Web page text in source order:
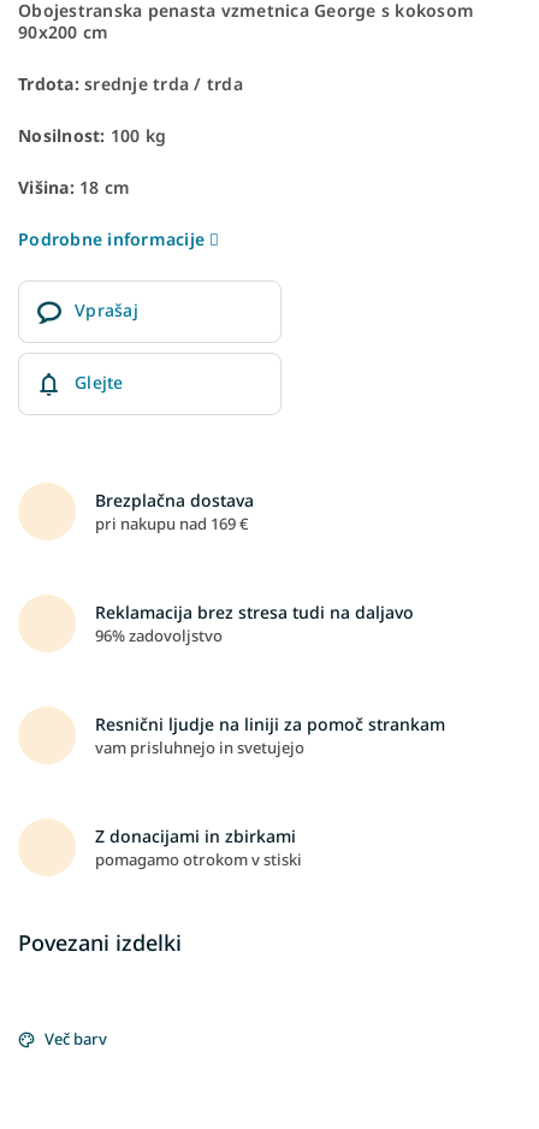
Obojestranska penasta vzmetnica George s kokosom
90x200 cm
Trdota:srednje trda / trda
Nosilnost: 100 kg
Višina:18 cm
Podrobne informacije
Vprašaj
Glejte
Brezplačna dostava
pri nakupu nad 169 €
Reklamacija brez stresa tudi na daljavo
96% zadovoljstvo
Resnični ljudje na liniji za pomoč strankam
vam prisluhnejo in svetujejo
Z donacijami in zbirkami
pomagamo otrokom v stiski
Povezani izdelki
Več barv